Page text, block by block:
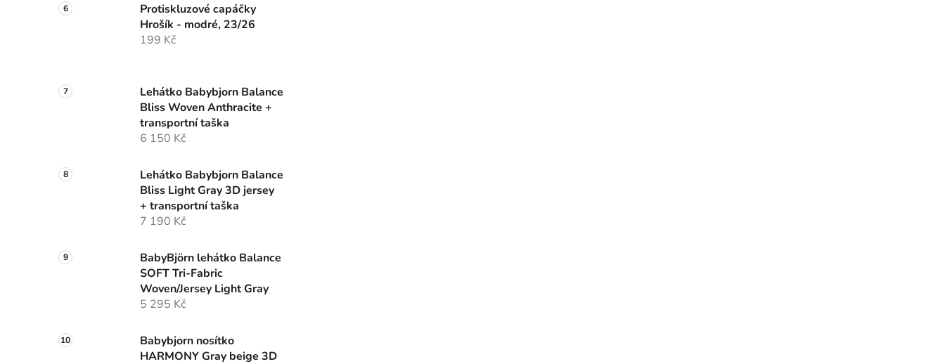
Protiskluzové capáčky
Hrošík - modré, 23/26
199 Kč
Lehátko Babybjorn Balance
Bliss Woven Anthracite +
transportní taška
6 150 Kč
Lehátko Babybjorn Balance
Bliss Light Gray 3D jersey
+ transportní taška
7 190 Kč
BabyBjörn lehátko Balance
SOFT Tri-Fabric
Woven/Jersey Light Gray
5 295 Kč
Babybjorn nosítko
HARMONY Gray beige 3D